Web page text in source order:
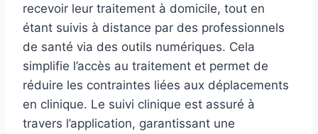
recevoir leur traitement à domicile, tout en
étant suivis à distance par des professionnels
de santé via des outils numériques. Cela
simplifie l’accès au traitement et permet de
réduire les contraintes liées aux déplacements
en clinique. Le suivi clinique est assuré à
travers l’application, garantissant une